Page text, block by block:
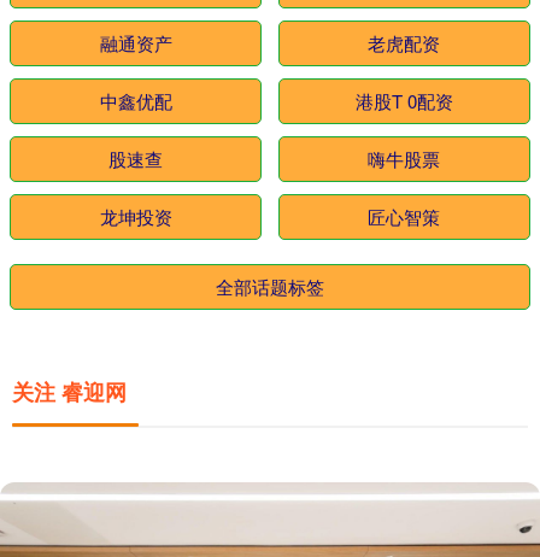
融通资产 老虎配资
中鑫优配 港股T 0配资
股速查 嗨牛股票
龙坤投资 匠心智策
全部话题标签
关注 睿迎网